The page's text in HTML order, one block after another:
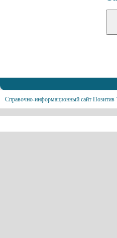
Справочно-информационный сайт Позитив